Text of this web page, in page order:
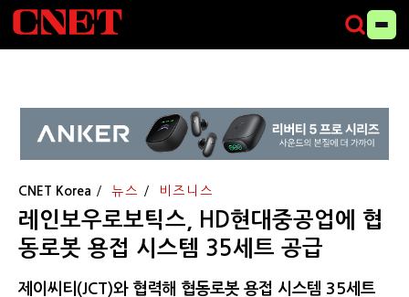
CNET Korea 뉴스 비즈니스
레인보우로보틱스, HD현대중공업에 협
동로봇 용접 시스템 35세트 공급
제이씨티(JCT)와 협력해 협동로봇 용접 시스템 35세트